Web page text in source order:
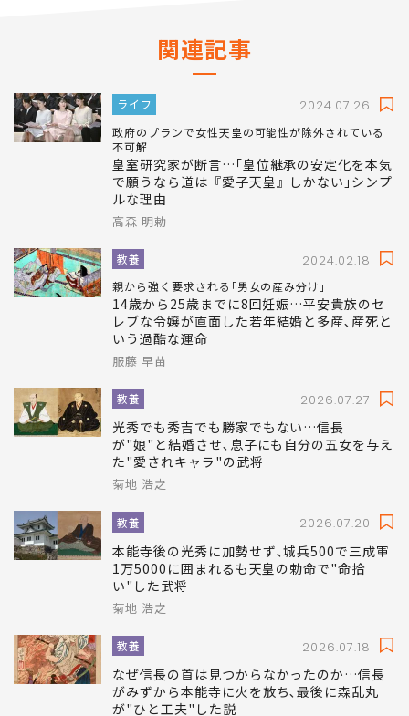
関連記事
ライフ 2024.07.26
政府のプランで女性天皇の可能性が除外されている
不可解
皇室研究家が断言…｢皇位継承の安定化を本気
で願うなら道は『愛子天皇』しかない｣シンプ
ルな理由
高森 明勅
教養 2024.02.18
親から強く要求される｢男女の産み分け｣
14歳から25歳までに8回妊娠…平安貴族のセ
レブな令嬢が直面した若年結婚と多産､産死と
いう過酷な運命
服藤 早苗
教養 2026.07.27
光秀でも秀吉でも勝家でもない…信長
が"娘"と結婚させ､息子にも自分の五女を与え
た"愛されキャラ"の武将
菊地 浩之
教養 2026.07.20
本能寺後の光秀に加勢せず､城兵500で三成軍
1万5000に囲まれるも天皇の勅命で"命拾
い"した武将
菊地 浩之
教養 2026.07.18
なぜ信長の首は見つからなかったのか…信長
がみずから本能寺に火を放ち､最後に森乱丸
が"ひと工夫"した説